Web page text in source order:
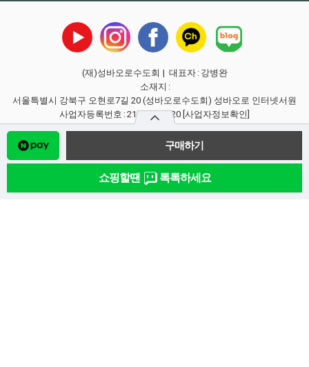
쇼핑할땐 톡톡하세요
(재)성바오로수도회 | 대표자 : 강병완
소재지 :
서울특별시 강북구 오현로7길 20 (성바오로수도회) 성바오로 인터넷서원
사업자등록번호 :210-82-00020 [사업자정보확인]
개인정보 보호책임자 :이봉하
Copyright ⓒ (재)성바오로수도회. All Rights Reserved.